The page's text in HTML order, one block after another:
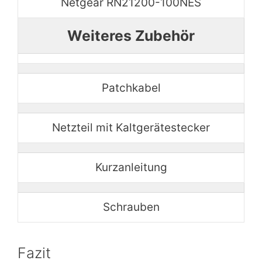
Weiteres Zubehör
Patchkabel
Netzteil mit Kaltgerätestecker
Kurzanleitung
Schrauben
Fazit